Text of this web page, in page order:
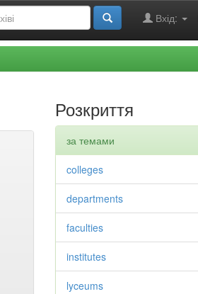
Вхід:
Розкриття
за темами
colleges
departments
faculties
institutes
lyceums